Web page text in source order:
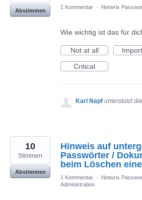
Abstimmen
1 Kommentar · Netwrix
Wie wichtig ist das für
Not at all
Critical
Karl Napf unterstützt
Hinweis auf
Passwörter /
beim Löschen
10
Stimmen
Abstimmen
1 Kommentar · Netwrix
Administration